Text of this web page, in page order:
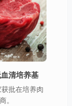
清培养基
批在培养肉
。